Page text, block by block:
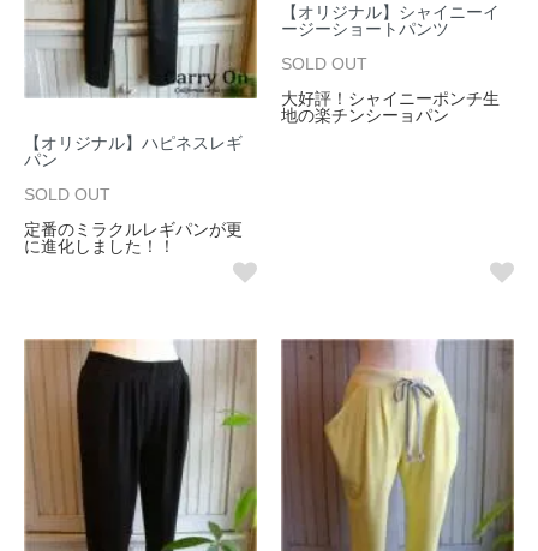
【オリジナル】ハピネスレギ
パン
SOLD OUT
定番のミラクルレギパンが更
に進化しました！！
【オリジナル】シャイニーイ
ージーショートパンツ
SOLD OUT
大好評！シャイニーポンチ生
地の楽チンシーョパン